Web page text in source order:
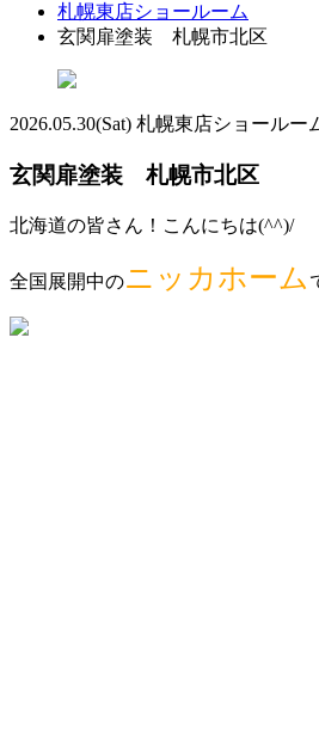
札幌東店ショールーム
玄関扉塗装 札幌市北区
2026.05.30(Sat) 札幌東店ショールー
玄関扉塗装 札幌市北区
北海道の皆さん！こんにちは(^^)/
全国展開中のニッカホーム